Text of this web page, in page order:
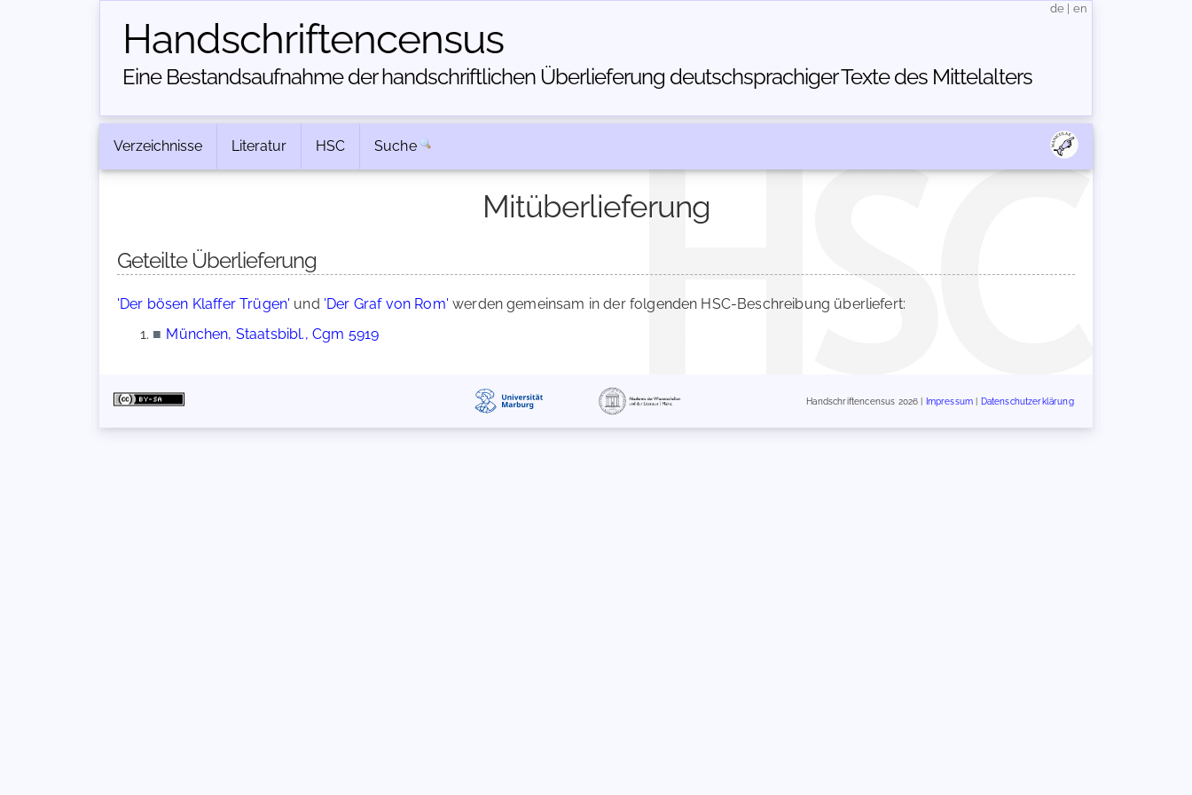
Handschriften­census
Eine Bestandsaufnahme der handschriftlichen Über­lieferung deutschsprachiger Texte des Mittelalters
de en
Verzeichnisse Literatur HSC Suche
Mitüberlieferung
Geteilte Überlieferung
'Der bösen Klaffer Trügen' und 'Der Graf von Rom' werden gemeinsam in der folgenden HSC-Beschreibung überliefert:
■ München, Staatsbibl., Cgm 5919
Handschriftencensus 2026 | Impressum Datenschutzerklärung